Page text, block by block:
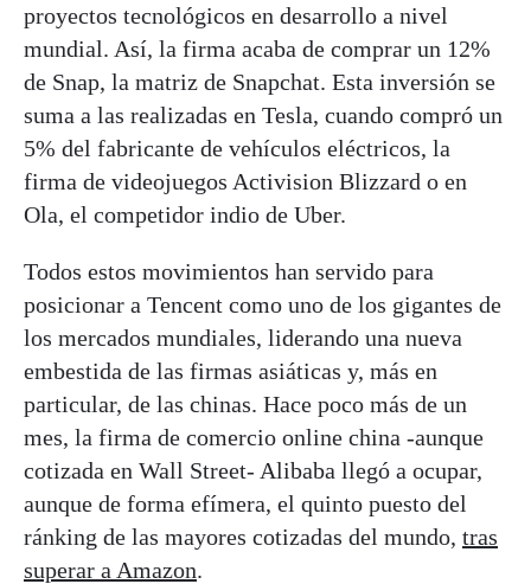
proyectos tecnológicos en desarrollo a nivel
mundial. Así, la firma acaba de comprar un 12%
de Snap, la matriz de Snapchat. Esta inversión se
suma a las realizadas en Tesla, cuando compró un
5% del fabricante de vehículos eléctricos, la
firma de videojuegos Activision Blizzard o en
Ola, el competidor indio de Uber.
Todos estos movimientos han servido para
posicionar a Tencent como uno de los gigantes de
los mercados mundiales, liderando una nueva
embestida de las firmas asiáticas y, más en
particular, de las chinas. Hace poco más de un
mes, la firma de comercio online china -aunque
cotizada en Wall Street- Alibaba llegó a ocupar,
aunque de forma efímera, el quinto puesto del
ránking de las mayores cotizadas del mundo, tras
superar a Amazon.